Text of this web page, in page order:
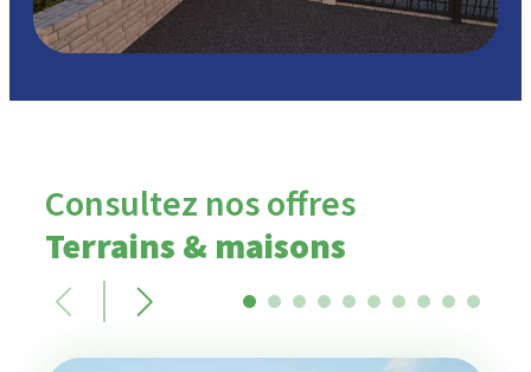
Consultez nos offres
Terrains & maisons